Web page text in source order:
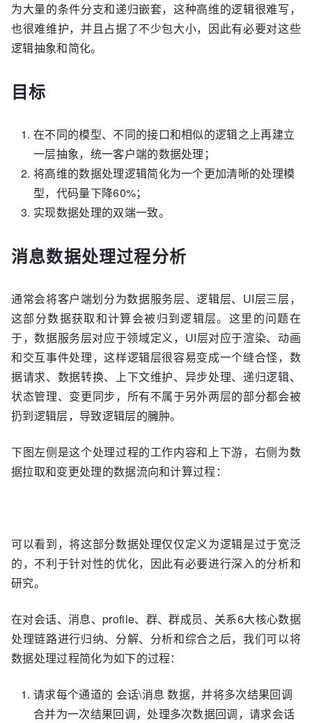
为大量的条件分支和递归嵌套，这种高维的逻辑很难写，
也很难维护，并且占据了不少包大小，因此有必要对这些
逻辑抽象和简化。
目标
在不同的模型、不同的接口和相似的逻辑之上再建立
一层抽象，统一客户端的数据处理；
将高维的数据处理逻辑简化为一个更加清晰的处理模
型，代码量下降60%；
实现数据处理的双端一致。
消息数据处理过程分析
通常会将客户端划分为数据服务层、逻辑层、UI层三层，
这部分数据获取和计算会被归到逻辑层。这里的问题在
于，数据服务层对应于领域定义，UI层对应于渲染、动画
和交互事件处理，这样逻辑层很容易变成一个缝合怪，数
据请求、数据转换、上下文维护、异步处理、递归逻辑、
状态管理、变更同步，所有不属于另外两层的部分都会被
扔到逻辑层，导致逻辑层的臃肿。
下图左侧是这个处理过程的工作内容和上下游，右侧为数
据拉取和变更处理的数据流向和计算过程：
可以看到，将这部分数据处理仅仅定义为逻辑是过于宽泛
的，不利于针对性的优化，因此有必要进行深入的分析和
研究。
在对会话、消息、profile、群、群成员、关系6大核心数据
处理链路进行归纳、分解、分析和综合之后，我们可以将
数据处理过程简化为如下的过程：
请求每个通道的 会话\消息 数据，并将多次结果回调
合并为一次结果回调，处理多次数据回调，请求会话